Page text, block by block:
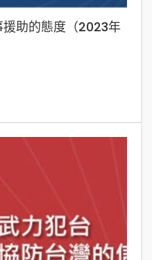
助的態度（2023年